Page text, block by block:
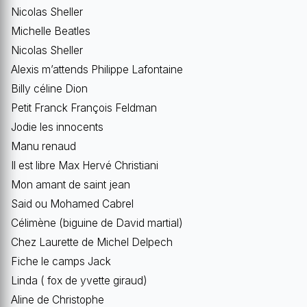
Nicolas Sheller
Michelle Beatles
Nicolas Sheller
Alexis m’attends Philippe Lafontaine
Billy céline Dion
Petit Franck François Feldman
Jodie les innocents
Manu renaud
Il est libre Max Hervé Christiani
Mon amant de saint jean
Said ou Mohamed Cabrel
Célimène (biguine de David martial)
Chez Laurette de Michel Delpech
Fiche le camps Jack
Linda ( fox de yvette giraud)
Aline de Christophe